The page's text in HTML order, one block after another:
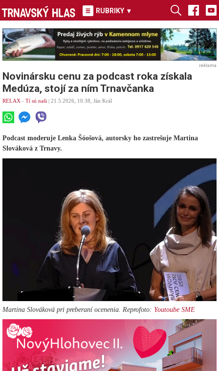
RUBRIKY ▾
reklama
Novinársku cenu za podcast roka získala
Medúza, stojí za ním Trnavčanka
RELAX - Tí sú naši | 21.5.2026, 10.38, Ján Král
Podcast moderuje Lenka Šóošová, autorsky ho zastrešuje Martina
Slováková z Trnavy.
Martina Slováková pri preberaní ocenenia. Reprofoto: Youtoube SME